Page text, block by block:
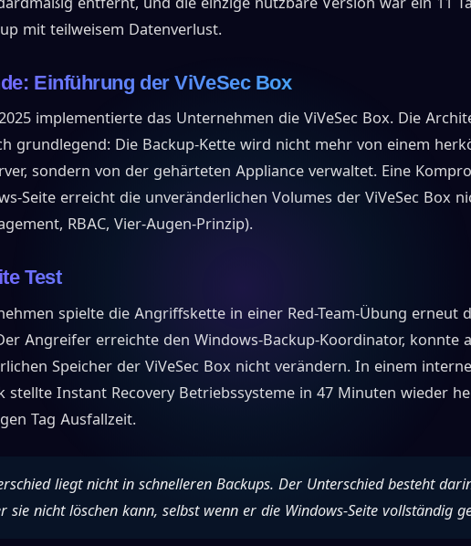
mit teilweisem Datenverlust.
Einführung der ViVeSec Box
implementierte das Unternehmen die ViVeSec Box. Die
grundlegend: Die Backup-Kette wird nicht mehr von einem
sondern von der gehärteten Appliance verwaltet. Eine
Seite erreicht die unveränderlichen Volumes der ViVeSec Box
RBAC, Vier-Augen-Prinzip).
Test
spielte die Angriffskette in einer Red-Team-Übung erneut
Angreifer erreichte den Windows-Backup-Koordinator, konnte
Speicher der ViVeSec Box nicht verändern. In einem
stellte Instant Recovery Betriebssysteme in 47 Minuten wieder
Tag Ausfallzeit.
liegt nicht in schnelleren Backups. Der Unterschied besteht
sie nicht löschen kann, selbst wenn er die Windows-Seite vollständig